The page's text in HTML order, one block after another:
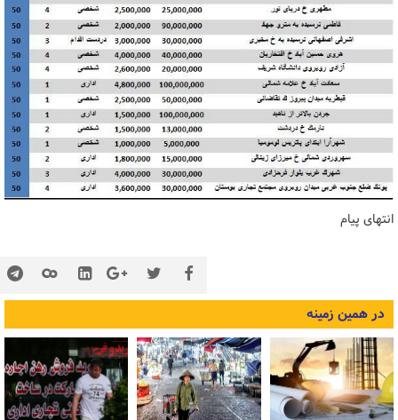
انتهای پیام
در همین زمینه